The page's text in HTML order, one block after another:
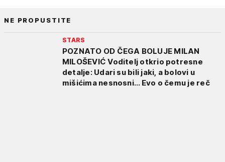
NE PROPUSTITE
STARS
POZNATO OD ČEGA BOLUJE MILAN
MILOŠEVIĆ Voditelj otkrio potresne
detalje: Udari su bili jaki, a bolovi u
mišićima nesnosni... Evo o čemu je reč